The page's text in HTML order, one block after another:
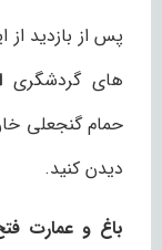
پس از بازدید از
های گردشگری
حمام گنجعلی
دیدن کنید.
باغ و عمارت